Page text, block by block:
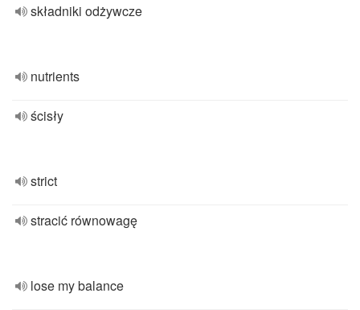
składniki odżywcze
nutrients
ścisły
strict
stracić równowagę
lose my balance